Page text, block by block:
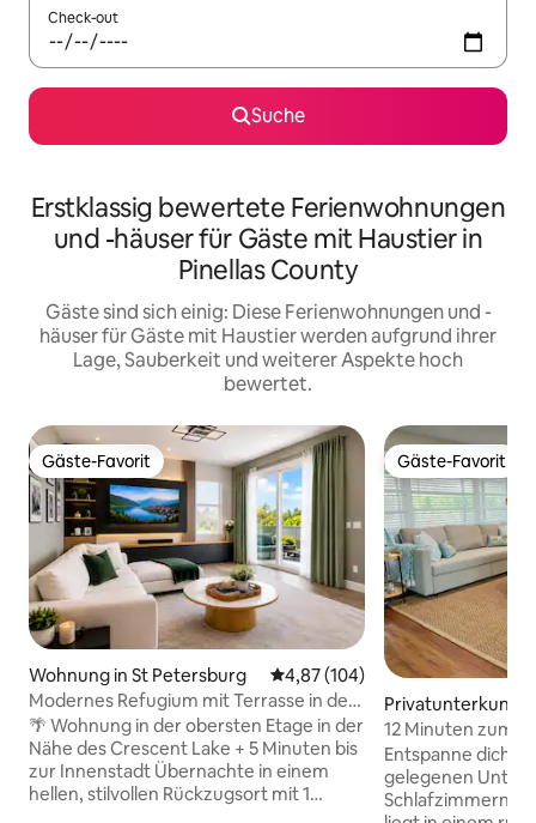
Check-out
Suche
Erstklassig bewertete Ferienwohnungen
und -häuser für Gäste mit Haustier in
Pinellas County
Gäste sind sich einig: Diese Ferienwohnungen und -
häuser für Gäste mit Haustier werden aufgrund ihrer
Lage, Sauberkeit und weiterer Aspekte hoch
bewertet.
Gäste-Favorit
Gäste-Favorit
Wohnung in St Petersburg Durchschnittliche Bewertung:
4,87 (104)
Modernes Refugium mit Terrasse in der
Nähe der Innenstadt
🌴 Wohnung in der obersten Etage in der
Nähe des Crescent Lake + 5 Minuten bis
zur Innenstadt Übernachte in einem
hellen, stilvollen Rückzugsort mit 1
Gäste-Favorit
Gäste-Favorit
Privatunterkunft
12 Minuten zum
Eingezäunter Hof
Entspanne dich
gelegenen
Schlafzimmern. Dieses charmante Haus